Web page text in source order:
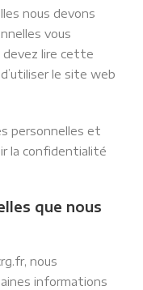
nous devons
vous
devez lire cette
le site web
personnelles et
la confidentialité
que nous
nous
informations